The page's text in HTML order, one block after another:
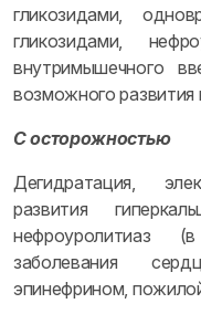
гликозидами,
гликозидами,
внутримышечного
возможного развития
С осторожностью
Дегидратация,
развития
нефроуролитиаз
заболевания
эпинефрином,